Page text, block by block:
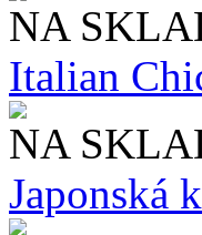
NA
Italian
NA
Japonská